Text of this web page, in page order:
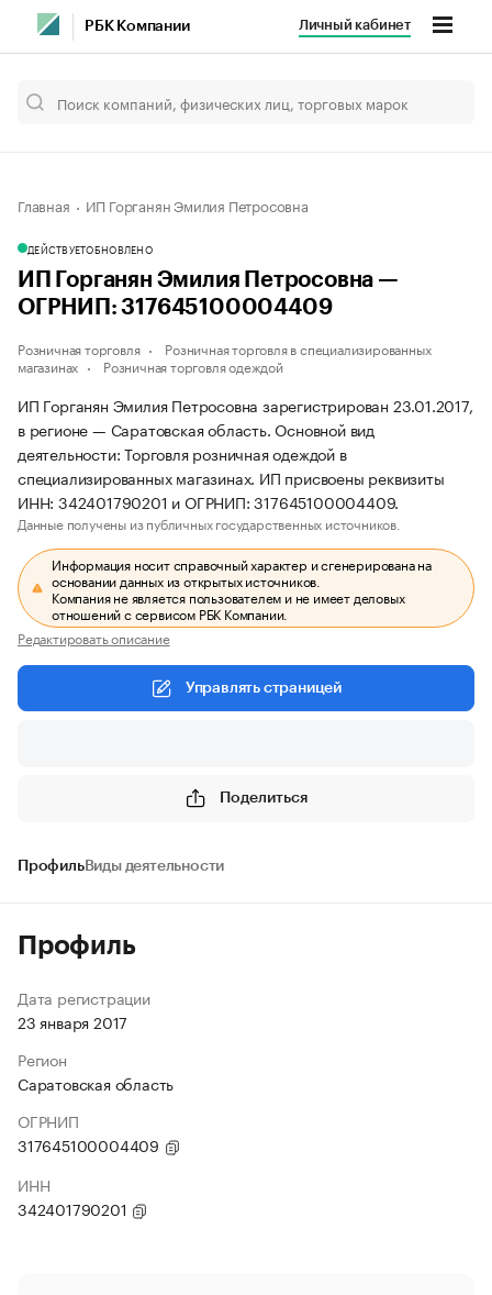
РБК Компании Личный кабинет
Главная ИП Горганян Эмилия Петросовна
ДЕЙСТВУЕТОБНОВЛЕНО
ИП Горганян Эмилия Петросовна —
ОГРНИП: 317645100004409
Розничная торговля
Розничная торговля в специализированных
магазинах
Розничная торговля одеждой
ИП Горганян Эмилия Петросовна зарегистрирован 23.01.2017,
в регионе — Саратовская область. Основной вид
деятельности: Торговля розничная одеждой в
специализированных магазинах. ИП присвоены реквизиты
ИНН: 342401790201 и ОГРНИП: 317645100004409.
Данные получены из публичных государственных источников.
Информация носит справочный характер и сгенерирована на
основании данных из открытых источников.
Компания не является пользователем и не имеет деловых
отношений с сервисом РБК Компании.
Редактировать описание
Управлять страницей
Поделиться
ПрофильВиды деятельности
Профиль
Дата регистрации
23 января 2017
Регион
Саратовская область
ОГРНИП
317645100004409
ИНН
342401790201